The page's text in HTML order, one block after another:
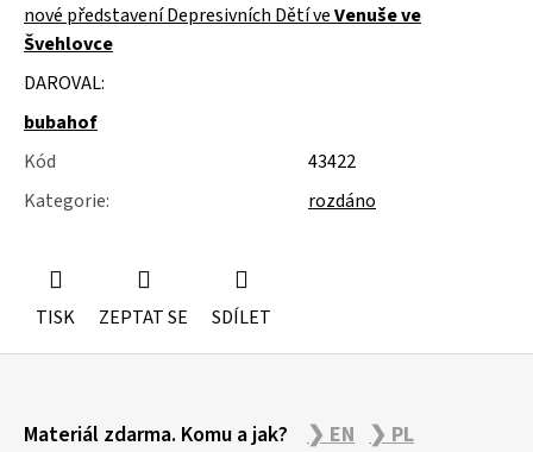
nové představení Depresivních Dětí veVenuše ve
Švehlovce
DAROVAL:
bubahof
Kód
43422
Kategorie: rozdáno
TISK ZEPTAT SE SDÍLET
č
u
j
e
m
e
ŽIDLE
200KS
Materiál zdarma. Komu a jak? ❯ EN ❯ PL